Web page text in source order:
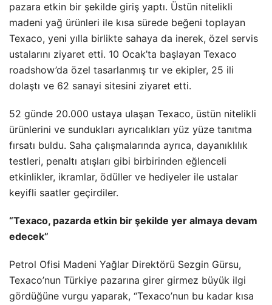
pazara etkin bir şekilde giriş yaptı. Üstün nitelikli
madeni yağ ürünleri ile kısa sürede beğeni toplayan
Texaco, yeni yılla birlikte sahaya da inerek, özel servis
ustalarını ziyaret etti. 10 Ocak’ta başlayan Texaco
roadshow’da özel tasarlanmış tır ve ekipler, 25 ili
dolaştı ve 62 sanayi sitesini ziyaret etti.
52 günde 20.000 ustaya ulaşan Texaco, üstün nitelikli
ürünlerini ve sundukları ayrıcalıkları yüz yüze tanıtma
fırsatı buldu. Saha çalışmalarında ayrıca, dayanıklılık
testleri, penaltı atışları gibi birbirinden eğlenceli
etkinlikler, ikramlar, ödüller ve hediyeler ile ustalar
keyifli saatler geçirdiler.
“Texaco, pazarda etkin bir şekilde yer almaya devam
edecek”
Petrol Ofisi Madeni Yağlar Direktörü Sezgin Gürsu,
Texaco’nun Türkiye pazarına girer girmez büyük ilgi
gördüğüne vurgu yaparak, “Texaco’nun bu kadar kısa